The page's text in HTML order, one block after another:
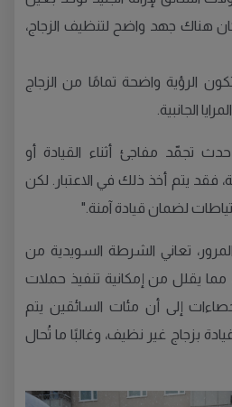
كان هناك جهد واضح لتنظيف الزجاج،
الرؤية واضحة تمامًا من الزجاج
الجانبية.
حدث تجمّد مفاجئ أثناء القيادة أو
يتم أخذ ذلك في الاعتبار. لكن
لضمان قيادة آمنة."
تعاني الشرطة السويدية من
مما يقلل من إمكانية تنفيذ حملات
إلى أن مئات السائقين يتم
بزجاج غير نظيف، وغالبًا ما تُحال